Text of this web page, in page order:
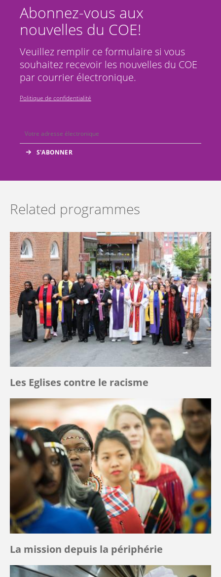
Abonnez-vous aux
nouvelles du COE!
Veuillez remplir ce formulaire si vous
souhaitez recevoir les nouvelles du COE
par courrier électronique.
Politique de confidentialité
Related programmes
Les Eglises contre le racisme
La mission depuis la périphérie